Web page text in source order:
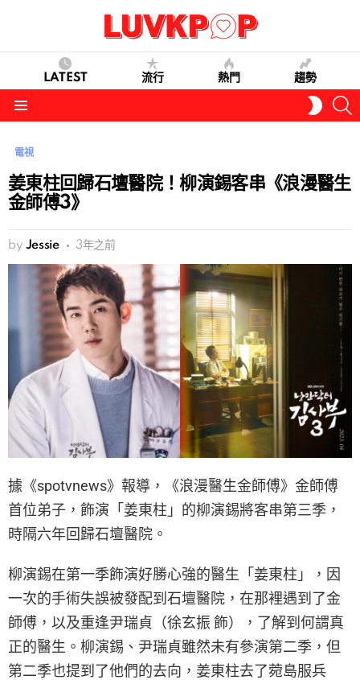
LATEST 流行 熱門 趨勢
SKIN
電視
姜東柱回歸石壇醫院！柳演錫客串《浪漫醫生
金師傅3》
by Jessie 3年之前
據《spotvnews》報導，《浪漫醫生金師傅》金師傅
首位弟子，飾演「姜東柱」的柳演錫將客串第三季，
時隔六年回歸石壇醫院。
柳演錫在第一季飾演好勝心強的醫生「姜東柱」，因
一次的手術失誤被發配到石壇醫院，在那裡遇到了金
師傅，以及重逢尹瑞貞（徐玄振 飾），了解到何謂真
正的醫生。柳演錫、尹瑞貞雖然未有參演第二季，但
第二季也提到了他們的去向，姜東柱去了菀島服兵